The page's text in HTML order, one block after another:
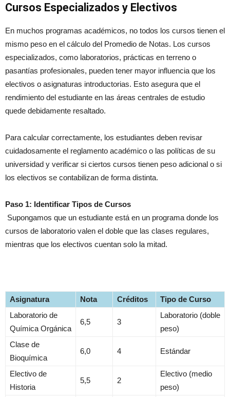
Cursos Especializados y Electivos
En muchos programas académicos, no todos los cursos tienen el
mismo peso en el cálculo del Promedio de Notas. Los cursos
especializados, como laboratorios, prácticas en terreno o
pasantías profesionales, pueden tener mayor influencia que los
electivos o asignaturas introductorias. Esto asegura que el
rendimiento del estudiante en las áreas centrales de estudio
quede debidamente resaltado.
Para calcular correctamente, los estudiantes deben revisar
cuidadosamente el reglamento académico o las políticas de su
universidad y verificar si ciertos cursos tienen peso adicional o si
los electivos se contabilizan de forma distinta.
Paso 1: Identificar Tipos de Cursos
Supongamos que un estudiante está en un programa donde los
cursos de laboratorio valen el doble que las clases regulares,
mientras que los electivos cuentan solo la mitad.
Asignatura Nota Créditos
Tipo de Curso
Laboratorio de
Química Orgánica
6,5 3
Laboratorio (doble
peso)
Clase de
Bioquímica
6,0 4 Estándar
Electivo de
Historia
5,5 2
Electivo (medio
peso)